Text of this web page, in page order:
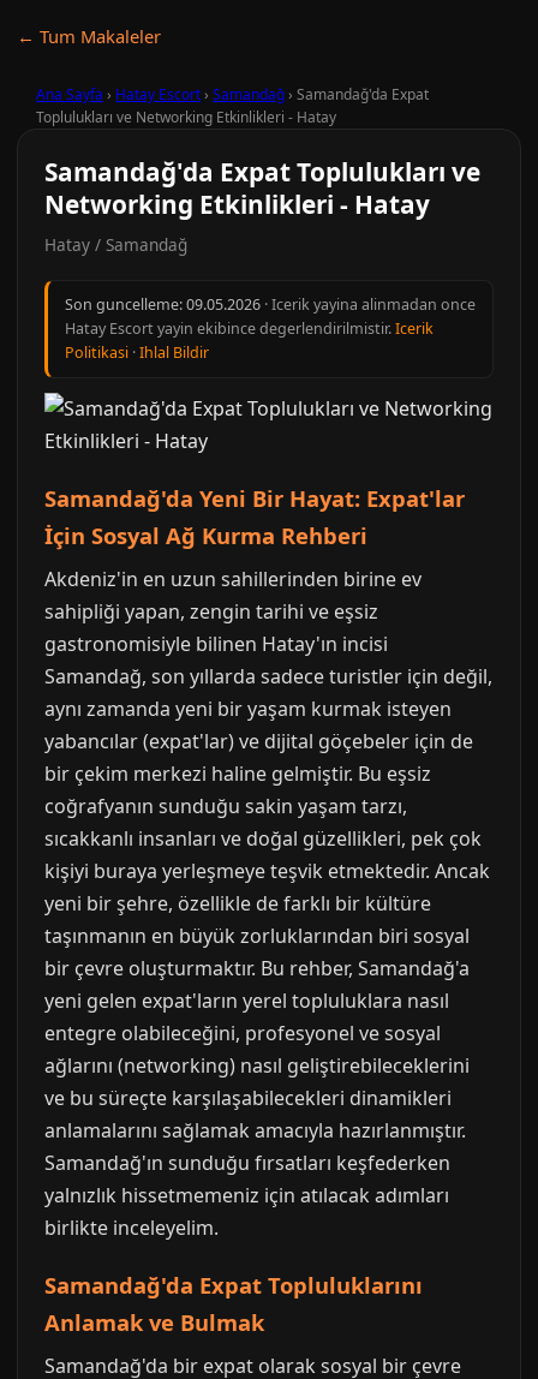
← Tum Makaleler
Ana Sayfa › Hatay Escort› Samandağ› Samandağ'da Expat
Toplulukları ve Networking Etkinlikleri - Hatay
Samandağ'da Expat Toplulukları ve
Networking Etkinlikleri - Hatay
Hatay / Samandağ
Son guncelleme:09.05.2026 · Icerik yayina alinmadan once
Hatay Escort yayin ekibince degerlendirilmistir.Icerik
Politikasi ·Ihlal Bildir
Samandağ'da Yeni Bir Hayat: Expat'lar
İçin Sosyal Ağ Kurma Rehberi
Akdeniz'in en uzun sahillerinden birine ev
sahipliği yapan, zengin tarihi ve eşsiz
gastronomisiyle bilinen Hatay'ın incisi
Samandağ, son yıllarda sadece turistler için değil,
aynı zamanda yeni bir yaşam kurmak isteyen
yabancılar (expat'lar) ve dijital göçebeler için de
bir çekim merkezi haline gelmiştir. Bu eşsiz
coğrafyanın sunduğu sakin yaşam tarzı,
sıcakkanlı insanları ve doğal güzellikleri, pek çok
kişiyi buraya yerleşmeye teşvik etmektedir. Ancak
yeni bir şehre, özellikle de farklı bir kültüre
taşınmanın en büyük zorluklarından biri sosyal
bir çevre oluşturmaktır. Bu rehber, Samandağ'a
yeni gelen expat'ların yerel topluluklara nasıl
entegre olabileceğini, profesyonel ve sosyal
ağlarını (networking) nasıl geliştirebileceklerini
ve bu süreçte karşılaşabilecekleri dinamikleri
anlamalarını sağlamak amacıyla hazırlanmıştır.
Samandağ'ın sunduğu fırsatları keşfederken
yalnızlık hissetmemeniz için atılacak adımları
birlikte inceleyelim.
Samandağ'da Expat Topluluklarını
Anlamak ve Bulmak
Samandağ'da bir expat olarak sosyal bir çevre